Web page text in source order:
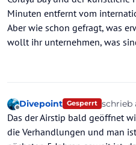
Minuten entfernt vom
Aber wie schon gefragt, was
wollt ihr unternehmen, was
Offline
Divepoint Gesperrt schrieb
zuletzt
Das der Airstip bald geöffnet
die Verhandlungen und man